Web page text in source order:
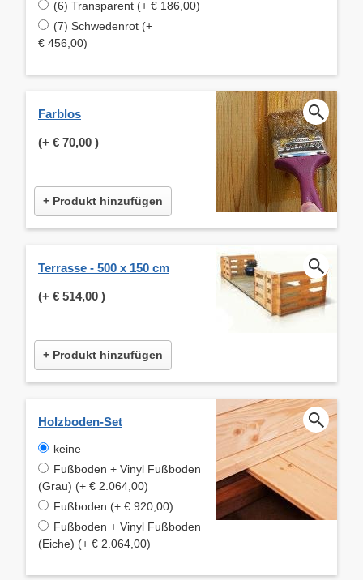
(6) Transparent (+ € 186,00)
(7) Schwedenrot (+
€ 456,00)
Farblos
(+ € 70,00 )
+ Produkt hinzufügen
Terrasse - 500 x 150 cm
(+ € 514,00 )
+ Produkt hinzufügen
Holzboden-Set
keine
Fußboden + Vinyl Fußboden
(Grau) (+ € 2.064,00)
Fußboden (+ € 920,00)
Fußboden + Vinyl Fußboden
(Eiche) (+ € 2.064,00)